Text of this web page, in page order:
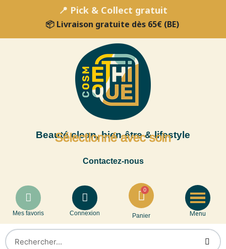
📍 Pick & Collect gratuit
📦 Livraison gratuite dès 65€ (BE)
Beauté clean, bien-être & lifestyle
Sélectionné avec soin
Contactez-nous
Mes favoris Connexion Panier Menu